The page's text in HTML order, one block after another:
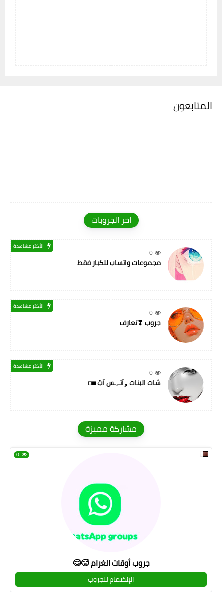
المتابعون
اخر الجروبات
0
الأكثر مشاهدة
مجموعات واتساب للكبار فقط
0
الأكثر مشاهدة
جروب ❣تعارف
0
الأكثر مشاهدة
شات البنات ۅآتـ,ـس آبْ ◼◻
مشاركة مميزة
جروب أوقات الغرام 🥵😊
0
الإنضمام للجروب